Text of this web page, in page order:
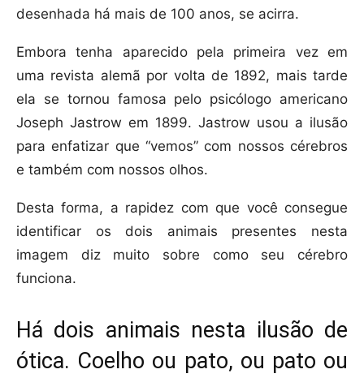
desenhada há mais de 100 anos, se acirra.
Embora tenha aparecido pela primeira vez em
uma revista alemã por volta de 1892, mais tarde
ela se tornou famosa pelo psicólogo americano
Joseph Jastrow em 1899. Jastrow usou a ilusão
para enfatizar que “vemos” com nossos cérebros
e também com nossos olhos.
Desta forma, a rapidez com que você consegue
identificar os dois animais presentes nesta
imagem diz muito sobre como seu cérebro
funciona.
Há dois animais nesta ilusão de
ótica. Coelho ou pato, ou pato ou